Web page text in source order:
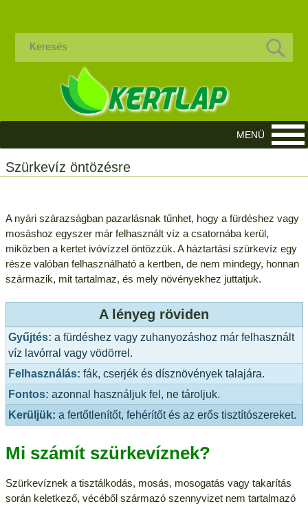
Szürkevíz öntözésre
A nyári szárazságban pazarlásnak tűnhet, hogy a fürdéshez vagy
mosáshoz egyszer már felhasznált víz a csatornába kerül,
miközben a kertet ivóvízzel öntözzük. A háztartási szürkevíz egy
része valóban felhasználható a kertben, de nem mindegy, honnan
származik, mit tartalmaz, és mely növényekhez juttatjuk.
A lényeg röviden
Gyűjtés: a fürdéshez vagy zuhanyozáshoz már felhasznált
víz lavórral vagy vödörrel.
Felhasználás: fák, cserjék és dísznövények talajára.
Fontos: azonnal használjuk fel, ne tároljuk.
Kerüljük: a fertőtlenítőt, fehérítőt és az erős tisztítószereket.
Mi számít szürkevíznek?
Szürkevíznek a tisztálkodás, mosás, mosogatás vagy takarítás
során keletkező, vécéből származó szennyvizet nem tartalmazó